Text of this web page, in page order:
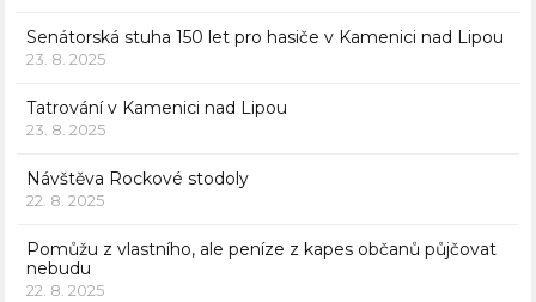
Senátorská stuha 150 let pro hasiče v Kamenici nad Lipou
23. 8. 2025
Tatrování v Kamenici nad Lipou
23. 8. 2025
Návštěva Rockové stodoly
22. 8. 2025
Pomůžu z vlastního, ale peníze z kapes občanů půjčovat
nebudu
22. 8. 2025